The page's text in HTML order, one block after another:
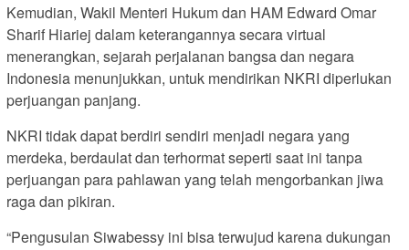
Kemudian, Wakil Menteri Hukum dan HAM Edward Omar
Sharif Hiariej dalam keterangannya secara virtual
menerangkan, sejarah perjalanan bangsa dan negara
Indonesia menunjukkan, untuk mendirikan NKRI diperlukan
perjuangan panjang.
NKRI tidak dapat berdiri sendiri menjadi negara yang
merdeka, berdaulat dan terhormat seperti saat ini tanpa
perjuangan para pahlawan yang telah mengorbankan jiwa
raga dan pikiran.
“Pengusulan Siwabessy ini bisa terwujud karena dukungan